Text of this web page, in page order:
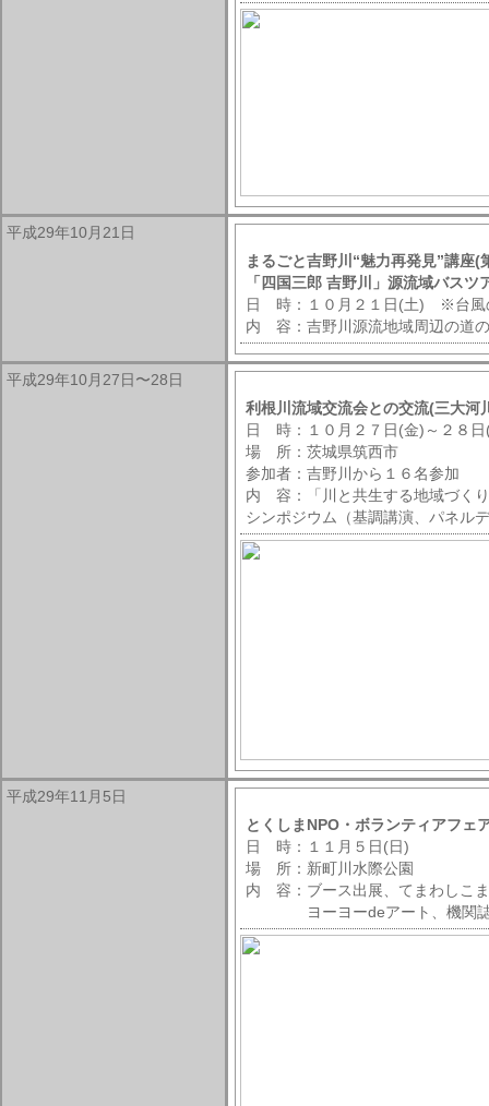
平成29年10月21日
まるごと吉野川“魅力再発見”講座(
「四国三郎 吉野川」源流域バスツ
日 時：１０月２１日(土) ※台風
内 容：吉野川源流地域周辺の道
平成29年10月27日〜28日
利根川流域交流会との交流(三大河
日 時：１０月２７日(金)～２８日
場 所：茨城県筑西市
参加者：吉野川から１６名参加
内 容：「川と共生する地域づく
シンポジウム（基調講演、パネル
平成29年11月5日
とくしまNPO・ボランティアフェ
日 時：１１月５日(日)
場 所：新町川水際公園
内 容：ブース出展、てまわしこ
ヨーヨーdeアート、機関誌